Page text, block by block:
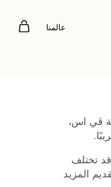
عالمنا
درجة ڤي اس،
قد تختلف
المزيد